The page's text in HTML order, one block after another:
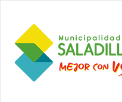
contenido
principal
Municipalidad
de Saladillo